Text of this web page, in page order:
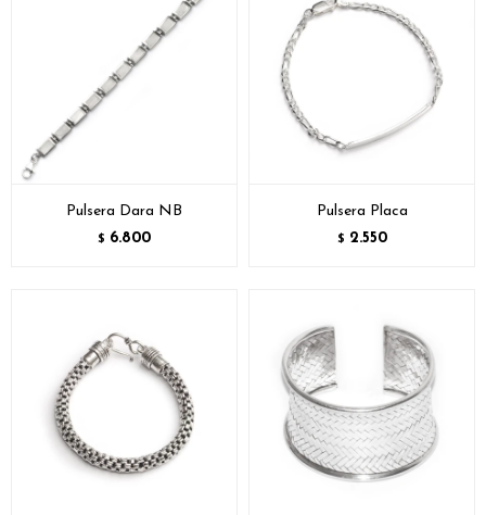
Pulsera Dara NB
$ 6.800
Pulsera Placa
$ 2.550